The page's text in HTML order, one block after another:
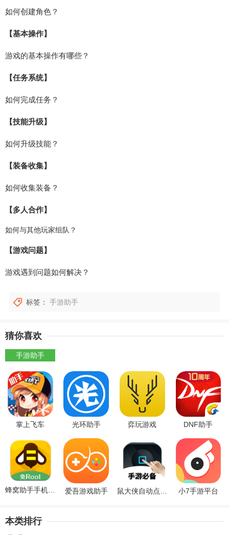
如何创建角色？
【基本操作】
游戏的基本操作有哪些？
【任务系统】
如何完成任务？
【技能升级】
如何升级技能？
【装备收集】
如何收集装备？
【多人合作】
如何与其他玩家组队？
【游戏问题】
游戏遇到问题如何解决？
标签： 手游助手
猜你喜欢
手游助手
掌上飞车 光环助手 弈玩游戏 DNF助手
爱吾游戏助手 鼠大侠自动点击连点器 小7手游平台
本类排行